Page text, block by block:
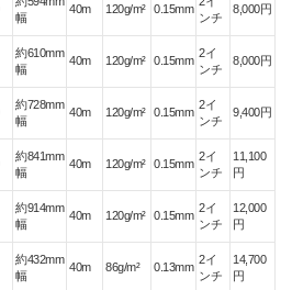
幅
40m 120g/m² 0.15mm
ンチ
8,000円
約610mm
幅
40m 120g/m² 0.15mm
2イ
ンチ
8,000円
約728mm
幅
40m 120g/m² 0.15mm
2イ
ンチ
9,400円
約841mm
幅
40m 120g/m² 0.15mm
2イ
ンチ
11,100
円
約914mm
幅
40m 120g/m² 0.15mm
2イ
ンチ
12,000
円
約432mm
幅
40m 86g/m² 0.13mm
2イ
ンチ
14,700
円